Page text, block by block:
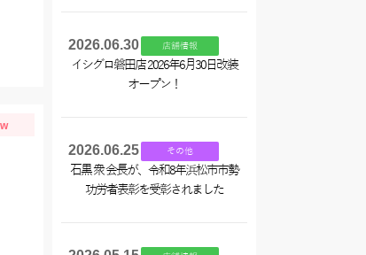
2026.06.30 店舗情報
イシグロ磐田店 2026年6月30日改装
オープン！
2026.06.25 その他
石黒 衆 会長が、令和8年浜松市市勢
功労者表彰を受彰されました